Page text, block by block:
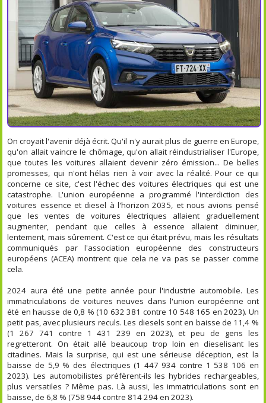
On croyait l'avenir déjà écrit. Qu'il n'y aurait plus de guerre en Europe,
qu'on allait vaincre le chômage, qu'on allait réindustrialiser l'Europe,
que toutes les voitures allaient devenir zéro émission... De belles
promesses, qui n'ont hélas rien à voir avec la réalité. Pour ce qui
concerne ce site, c'est l'échec des voitures électriques qui est une
catastrophe. L'union européenne a programmé l'interdiction des
voitures essence et diesel à l'horizon 2035, et nous avions pensé
que les ventes de voitures électriques allaient graduellement
augmenter, pendant que celles à essence allaient diminuer,
lentement, mais sûrement. C'est ce qui était prévu, mais les résultats
communiqués par l'association européenne des constructeurs
européens (ACEA) montrent que cela ne va pas se passer comme
cela.
2024 aura été une petite année pour l'industrie automobile. Les
immatriculations de voitures neuves dans l'union européenne ont
été en hausse de 0,8 % (10 632 381 contre 10 548 165 en 2023). Un
petit pas, avec plusieurs reculs. Les diesels sont en baisse de 11,4 %
(1 267 741 contre 1 431 239 en 2023), et peu de gens les
regretteront. On était allé beaucoup trop loin en dieselisant les
citadines. Mais la surprise, qui est une sérieuse déception, est la
baisse de 5,9 % des électriques (1 447 934 contre 1 538 106 en
2023). Les automobilistes préfèrent-ils les hybrides rechargeables,
plus versatiles ? Même pas. Là aussi, les immatriculations sont en
baisse, de 6,8 % (758 944 contre 814 294 en 2023).